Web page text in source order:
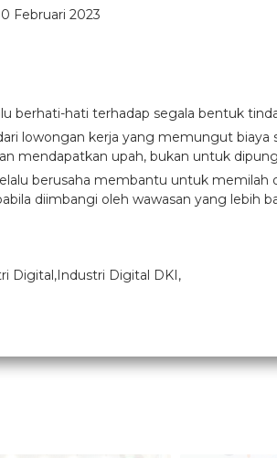
Februari 2023
berhati-hati terhadap segala bentuk
lowongan kerja yang memungut
mendapatkan upah, bukan untuk
berusaha membantu untuk memilah
diimbangi oleh wawasan yang lebih
Digital,Industri Digital DKI,